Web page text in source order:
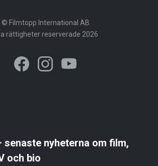
© Filmtopp International AB
rättigheter reserverade 2026
senaste nyheterna om film,
och bio